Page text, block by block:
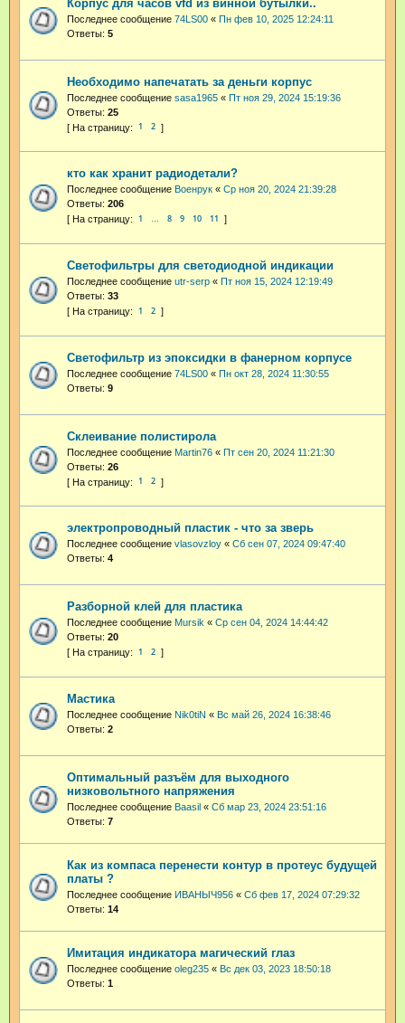
Корпус для часов vfd из винной бутылки..
Последнее сообщение 74LS00 « Пн фев 10, 2025 12:24:11
Ответы: 5
Необходимо напечатать за деньги корпус
Последнее сообщение sasa1965 « Пт ноя 29, 2024 15:19:36
Ответы: 25
1 2
кто как хранит радиодетали?
Последнее сообщение Военрук « Ср ноя 20, 2024 21:39:28
Ответы: 206
1 … 8 9 10 11
Светофильтры для светодиодной индикации
Последнее сообщение utr-serp « Пт ноя 15, 2024 12:19:49
Ответы: 33
1 2
Светофильтр из эпоксидки в фанерном корпусе
Последнее сообщение 74LS00 « Пн окт 28, 2024 11:30:55
Ответы: 9
Склеивание полистирола
Последнее сообщение Martin76 « Пт сен 20, 2024 11:21:30
Ответы: 26
1 2
электропроводный пластик - что за зверь
Последнее сообщение vlasovzloy « Сб сен 07, 2024 09:47:40
Ответы: 4
Разборной клей для пластика
Последнее сообщение Mursik « Ср сен 04, 2024 14:44:42
Ответы: 20
1 2
Мастика
Последнее сообщение Nik0tiN « Вс май 26, 2024 16:38:46
Ответы: 2
Оптимальный разъём для выходного
низковольтного напряжения
Последнее сообщение Baasil « Сб мар 23, 2024 23:51:16
Ответы: 7
Как из компаса перенести контур в протеус будущей
платы ?
Последнее сообщение ИВАНЫЧ956 « Сб фев 17, 2024 07:29:32
Ответы: 14
Имитация индикатора магический глаз
Последнее сообщение oleg235 « Вс дек 03, 2023 18:50:18
Ответы: 1